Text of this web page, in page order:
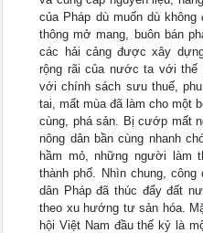
của Pháp dù muốn dù
thông mở mang, buôn bán
các hải cảng được xây
rộng rãi của nước ta với thế
với chính sách sưu thuế,
tai, mất mùa đã làm cho một
cùng, phá sản. Bị cướp mất
nông dân bần cùng nhanh
hầm mỏ, những người làm
thành phố. Nhìn chung,
dân Pháp đã thúc đẩy đất
theo xu hướng tư sản hóa.
hội Việt Nam đầu thế kỷ là